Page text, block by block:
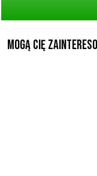
Mogą Cię